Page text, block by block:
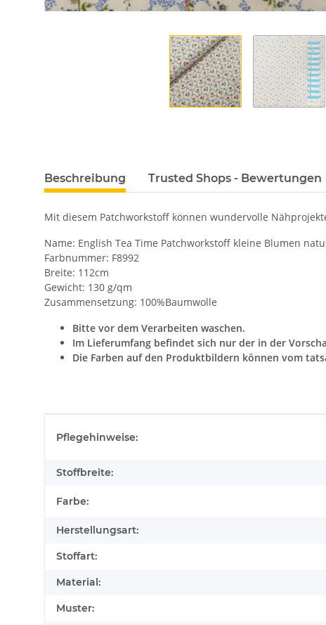
Beschreibung Trusted Shops - Bewertungen
Mit diesem Patchworkstoff können wundervolle
Name: English Tea Time Patchworkstoff kleine Blumen
Farbnummer: F8992
Breite: 112cm
Gewicht: 130 g/qm
Zusammensetzung: 100%Baumwolle
Bitte vor dem Verarbeiten waschen.
Im Lieferumfang befindet sich nur der in der
Die Farben auf den Produktbildern können vom
Pflegehinweise:
Stoffbreite:
Farbe:
Herstellungsart:
Stoffart:
Material:
Muster: